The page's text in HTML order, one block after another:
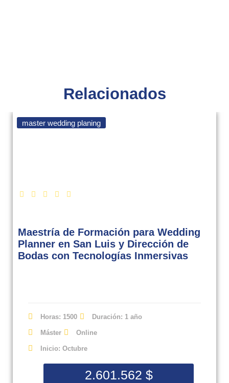
Relacionados
master wedding planing
Maestría de Formación para Wedding
Planner en San Luis y Dirección de
Bodas con Tecnologías Inmersivas
Horas: 1500 Duración: 1 año
Máster Online
Inicio: Octubre
2.601.562 $